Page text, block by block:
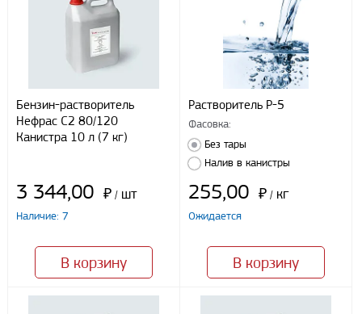
По согласованию с клиентом.
Регионы доставки:
Северо-Кавказский федеральный округ
Южный федеральный округ
Наличными
При получении груза
Я даю свое согласие ООО «Улисс» на обработку моих
Политикой конфиденциальности
Бензин-растворитель
Нефрас С2 80/120
Канистра 10 л (7 кг)
3 344,00 ₽ / шт
Наличие: 7
В корзину
Растворитель Р-5
Фасовка:
Без тары
Налив в канистры
255,00 ₽ / кг
Ожидается
В корзину